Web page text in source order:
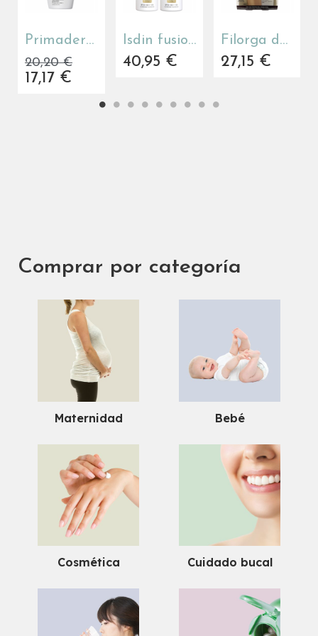
Primaderm (Singuladerm) Xpert Sun Urban Natural color High Intensity 50 ml
20,20 €
17,17 €
Isdin fusion water magic repair SPF 50 DUPLO promoción
40,95 €
Filorga duo summer solar facial & espuma limpiadora
27,15 €
Comprar por categoría
Maternidad Bebé
Cosmética Cuidado bucal